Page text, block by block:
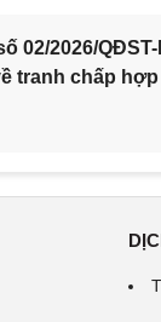
02/2026/
tranh chấp